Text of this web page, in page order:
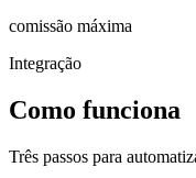
comissão máxima
Integração
Como funciona
Três passos para